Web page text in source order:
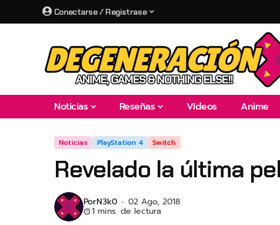
Conectarse / Registrase
Noticias Reseñas Vídeos Anime
Noticias PlayStation 4 Switch
Revelado la última
PorN3k0 02 Ago, 2018
1 mins. de lectura